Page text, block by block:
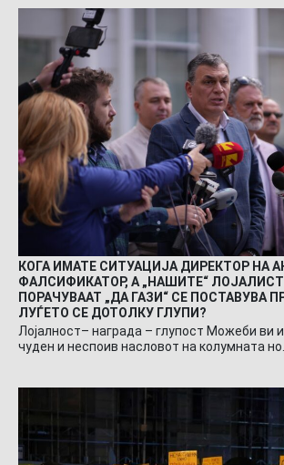
КОГА ИМАТЕ СИТУАЦИЈА ДИРЕКТОР НА
ФАЛСИФИКАТОР, А „НАШИТЕ“
ПОРАЧУВААТ „ДА ГАЗИ“ СЕ ПОСТАВУВА
ЛУЃЕТО СЕ ДОТОЛКУ ГЛУПИ?
Лојалност– награда – глупост Можеби ви
чуден и неспоив насловот на колумната но…